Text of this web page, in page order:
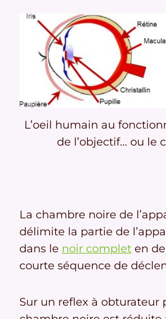
L’oeil humain au
de l’objectif… ou le
La chambre noire de
délimite la partie de
dans le noir complet en
courte séquence de
Sur un reflex à obturateur